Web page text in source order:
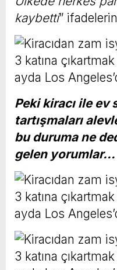
kaybetti”
Peki kiracı ile ev
tartışmaları
bu duruma ne
gelen yorumlar…